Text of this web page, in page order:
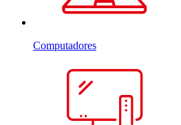
Computadores